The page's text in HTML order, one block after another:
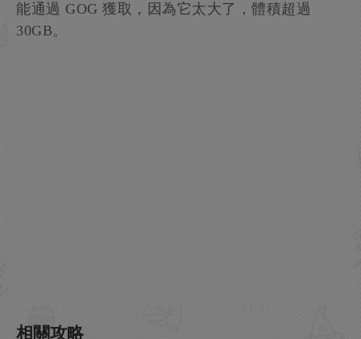
能通過 GOG 獲取，因為它太大了，體積超過
30GB。
相關攻略